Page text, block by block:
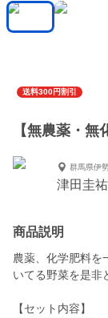
送料300円割引
【無農薬・無
群馬県伊
津田圭
商品説明
農薬、化学肥料を
いてる野菜を是非
【セット内容】